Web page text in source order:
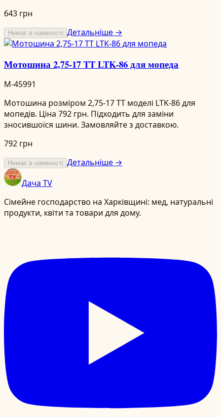
643 грн
Немає в наявності Детальніше →
Мотошина 2,75-17 TT LTK-86 для мопеда
M-45991
Мотошина розміром 2,75-17 TT моделі LTK-86 для
мопедів. Ціна 792 грн. Підходить для заміни
зносившоїся шини. Замовляйте з доставкою.
792 грн
Немає в наявності Детальніше →
Дача TV
Сімейне господарство на Харківщині: мед, натуральні
продукти, квіти та товари для дому.